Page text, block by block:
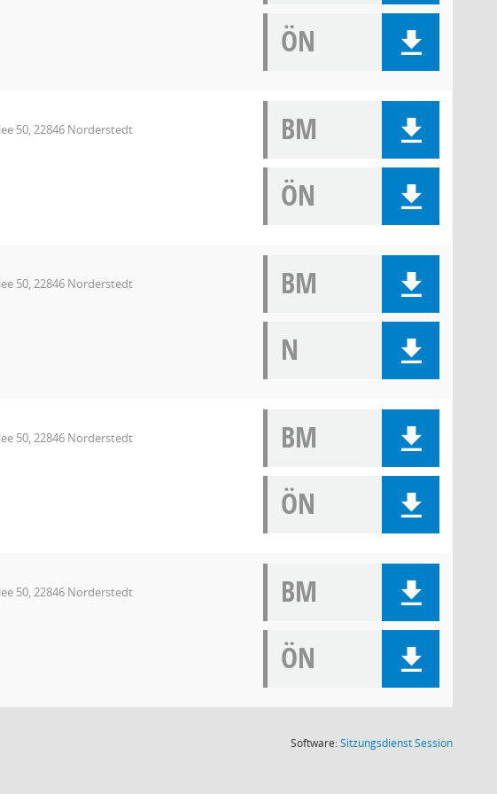
ÖN
50, 22846 Norderstedt
BM
ÖN
50, 22846 Norderstedt
BM
N
50, 22846 Norderstedt
BM
ÖN
50, 22846 Norderstedt
BM
ÖN
Software:SitzungsdienstSession(Wird in